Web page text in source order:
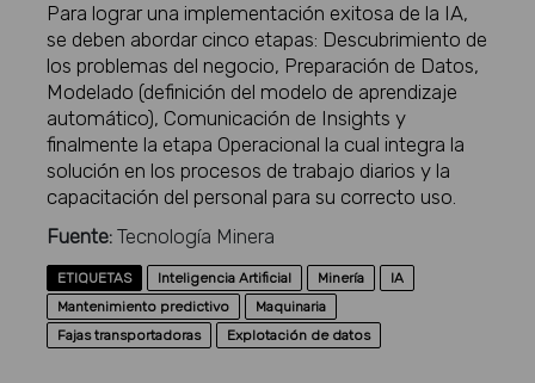
Para lograr una implementación exitosa de la IA,
se deben abordar cinco etapas: Descubrimiento de
los problemas del negocio, Preparación de Datos,
Modelado (definición del modelo de aprendizaje
automático), Comunicación de Insights y
finalmente la etapa Operacional la cual integra la
solución en los procesos de trabajo diarios y la
capacitación del personal para su correcto uso.
Fuente: Tecnología Minera
ETIQUETAS Inteligencia Artificial Minería
IA
Mantenimiento predictivo
Maquinaria
Fajas transportadoras
Explotación de datos